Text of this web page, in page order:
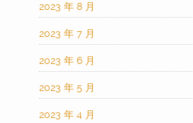
2023 年 8 月
2023 年 7 月
2023 年 6 月
2023 年 5 月
2023 年 4 月